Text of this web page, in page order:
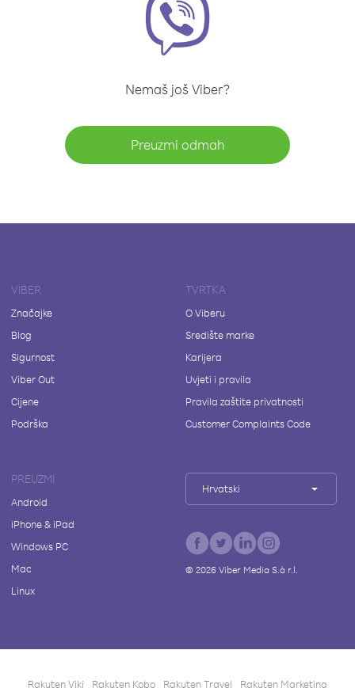
Nemaš još Viber?
Preuzmi odmah
VIBER
Značajke
Blog
Sigurnost
Viber Out
Cijene
Podrška
TVRTKA
O Viberu
Središte marke
Karijera
Uvjeti i pravila
Pravila zaštite privatnosti
Customer Complaints Code
PREUZMI
Android
iPhone & iPad
Windows PC
Mac
Linux
Hrvatski
© 2026Viber Media S.à r.l.
Rakuten Viki Rakuten Kobo Rakuten Travel Rakuten Marketing